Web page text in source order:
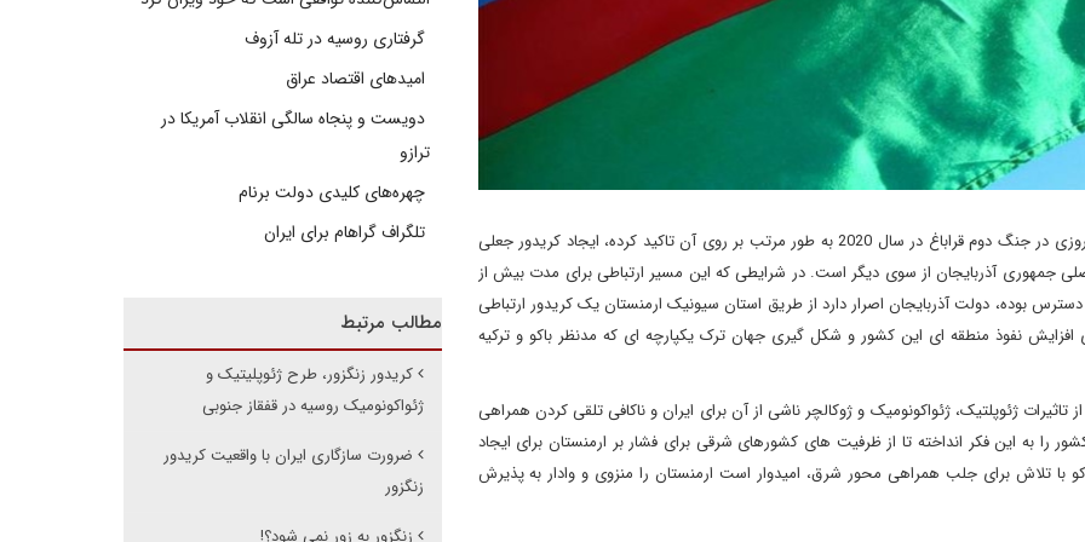
یکی از اهدافی که جمهوری آذربایجان پس از پیروزی در جنگ دوم قراباغ در سال 2020 به طور مرتب بر روی آن تاکید کرده، ایجاد کریدور جعلی
جمهوری آذربایجان از سوی دیگر است. در شرایطی که این مسیر ارتباطی برای مدت بیش از
بوده، دولت آذربایجان اصرار دارد از طریق استان سیونیک ارمنستان یک کریدور ارتباطی
افزایش نفوذ منطقه ای این کشور و شکل گیری جهان ترک یکپارچه ای که مدنظر باکو و ترکیه
ژئوپلتیک، ژئواکونومیک و ژوکالچر ناشی از آن برای ایران و ناکافی تلقی کردن همراهی
را به این فکر انداخته تا از ظرفیت های کشورهای شرقی برای فشار بر ارمنستان برای ایجاد
با تلاش برای جلب همراهی محور شرق، امیدوار است ارمنستان را منزوی و وادار به پذیرش
گرفتاری روسیه در تله آزوف
امیدهای اقتصاد عراق
دویست و پنجاه سالگی انقلاب آمریکا در
ترازو
چهره‌های کلیدی دولت برنام
تلگراف گراهام برای ایران
مطالب مرتبط
کریدور زنگزور، طرح ژئوپلیتیک و
ژئواکونومیک روسیه در قفقاز جنوبی
ضرورت سازگاری ایران با واقعیت کریدور
زنگزور
زنگزور به زور نمی شود؟!